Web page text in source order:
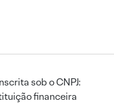
sob o CNPJ:
financeira